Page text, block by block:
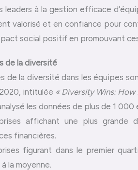
leaders à la gestion efficace
valorisé et en confiance pour
social positif en promouvant
de la diversité
de la diversité dans les équipes
intitulée « Diversity Wins:
les données de plus de 1
affichant une plus grande
financières.
figurant dans le premier
la moyenne.